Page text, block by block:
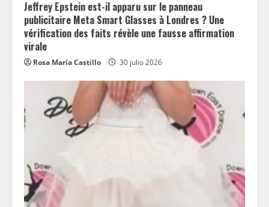
Jeffrey Epstein est-il apparu sur le panneau
publicitaire Meta Smart Glasses à Londres ? Une
vérification des faits révèle une fausse affirmation
virale
Rosa María Castillo 30 julio 2026